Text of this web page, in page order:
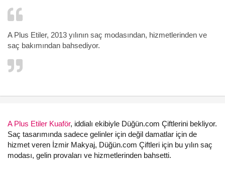
A Plus Etiler, 2013 yılının saç modasından, hizmetlerinden ve
saç bakımından bahsediyor.
A Plus Etiler Kuaför, iddialı ekibiyle Düğün.com Çiftlerini bekliyor.
Saç tasarımında sadece gelinler için değil damatlar için de
hizmet veren İzmir Makyaj, Düğün.com Çiftleri için bu yılın saç
modası, gelin provaları ve hizmetlerinden bahsetti.